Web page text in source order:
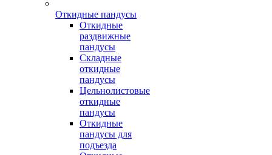
Откидные пандусы
Откидные
раздвижные
пандусы
Складные
откидные
пандусы
Цельнолистовые
откидные
пандусы
Откидные
пандусы для
подъезда